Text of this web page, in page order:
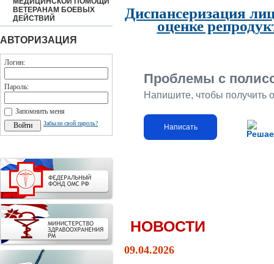
ВЕТЕРАНАМ БОЕВЫХ
ДЕЙСТВИЙ
АВТОРИЗАЦИЯ
Логин:
Пароль:
Запомнить меня
Забыли свой пароль?
Диспансеризация
оценке
Проблемы с
Напишите, чтобы получить
Написать
НОВОСТИ
09.04.2026